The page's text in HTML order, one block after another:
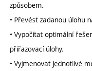
způsobem.
• Převést zadanou úlohu
• Vypočítat optimální
přiřazovací úlohy.
• Vyjmenovat jednotlivé